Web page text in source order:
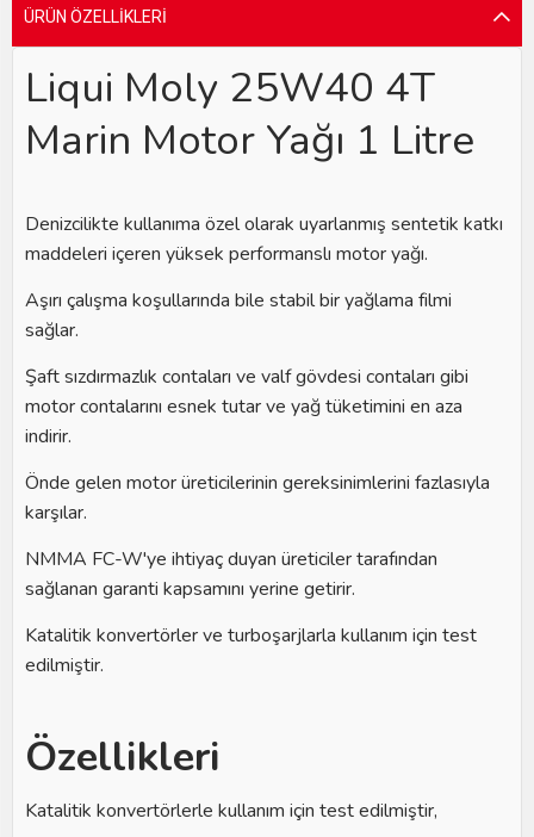
ÜRÜN ÖZELLIKLERI
Liqui Moly 25W40 4T
Marin Motor Yağı 1 Litre
Denizcilikte kullanıma özel olarak uyarlanmış sentetik katkı
maddeleri içeren yüksek performanslı motor yağı.
Aşırı çalışma koşullarında bile stabil bir yağlama filmi
sağlar.
Şaft sızdırmazlık contaları ve valf gövdesi contaları gibi
motor contalarını esnek tutar ve yağ tüketimini en aza
indirir.
Önde gelen motor üreticilerinin gereksinimlerini fazlasıyla
karşılar.
NMMA FC-W'ye ihtiyaç duyan üreticiler tarafından
sağlanan garanti kapsamını yerine getirir.
Katalitik konvertörler ve turboşarjlarla kullanım için test
edilmiştir.
Özellikleri
Katalitik konvertörlerle kullanım için test edilmiştir,